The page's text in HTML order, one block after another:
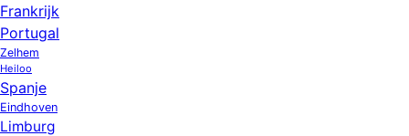
Frankrijk
Portugal
Zelhem
Heiloo
Spanje
Eindhoven
Limburg